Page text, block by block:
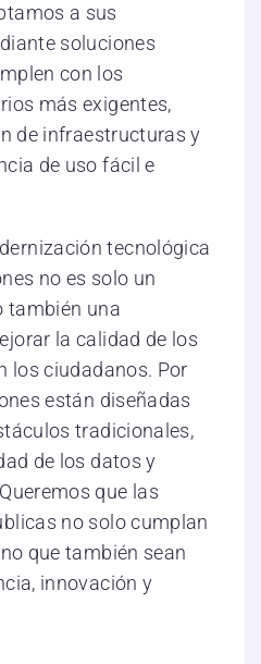
a sus
soluciones
con los
más exigentes,
de infraestructuras y
de uso fácil e
tecnológica
no es solo un
también una
la calidad de los
los ciudadanos. Por
están diseñadas
tradicionales,
de los datos y
que las
no solo cumplan
que también sean
innovación y